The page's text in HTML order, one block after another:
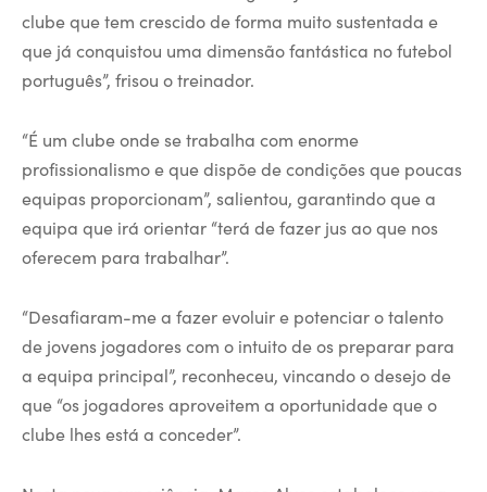
clube que tem crescido de forma muito sustentada e
que já conquistou uma dimensão fantástica no futebol
português”, frisou o treinador.
“É um clube onde se trabalha com enorme
profissionalismo e que dispõe de condições que poucas
equipas proporcionam”, salientou, garantindo que a
equipa que irá orientar “terá de fazer jus ao que nos
oferecem para trabalhar”.
“Desafiaram-me a fazer evoluir e potenciar o talento
de jovens jogadores com o intuito de os preparar para
a equipa principal”, reconheceu, vincando o desejo de
que “os jogadores aproveitem a oportunidade que o
clube lhes está a conceder”.